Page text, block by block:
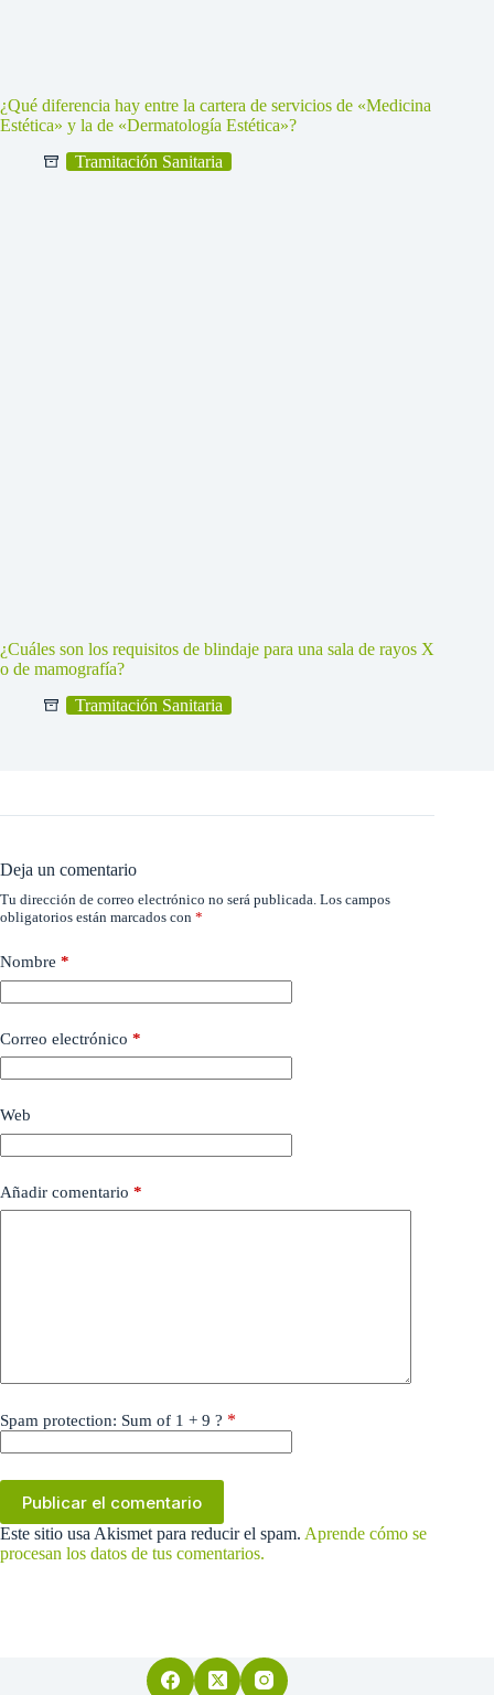
¿Qué diferencia hay entre la cartera de servicios de «Medicina
Estética» y la de «Dermatología Estética»?
Tramitación Sanitaria
¿Cuáles son los requisitos de blindaje para una sala de rayos X
o de mamografía?
Tramitación Sanitaria
Deja un comentario
Tu dirección de correo electrónico no será publicada. Los campos
obligatorios están marcados con *
Nombre *
Correo electrónico *
Web
Añadir comentario *
Spam protection: Sum of 1 + 9 ? *
Publicar el comentario
Este sitio usa Akismet para reducir el spam. Aprende cómo se
procesan los datos de tus comentarios.